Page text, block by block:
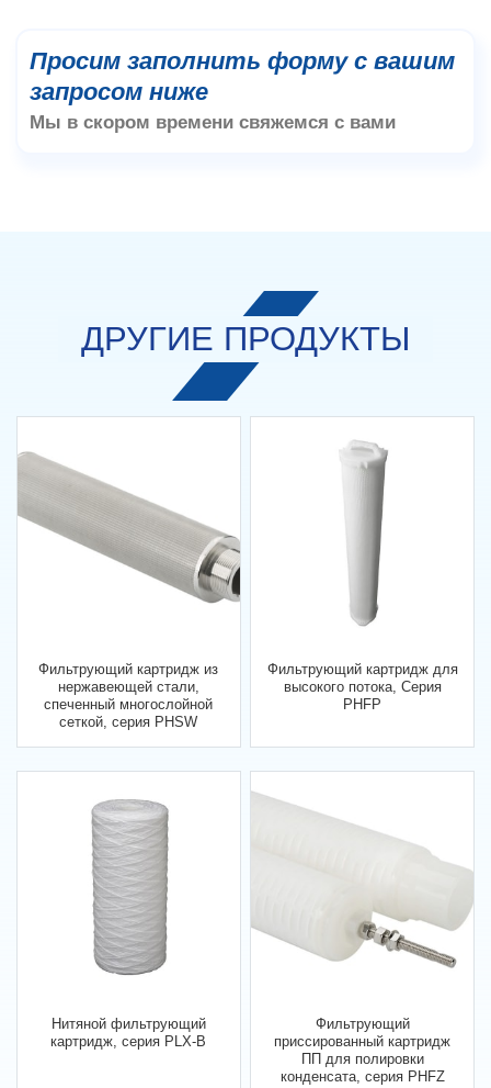
Просим заполнить форму с вашим
запросом ниже
Мы в скором времени свяжемся с вами
ДРУГИЕ ПРОДУКТЫ
Фильтрующий картридж из
нержавеющей стали,
спеченный многослойной
сеткой, серия PHSW
Фильтрующий картридж для
высокого потока, Серия
PHFP
Нитяной фильтрующий
картридж, серия PLX-B
Фильтрующий
приссированный картридж
ПП для полировки
конденсата, серия PHFZ